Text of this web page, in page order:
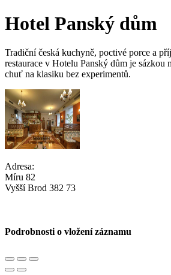
Hotel Panský dům
Tradiční česká kuchyně, poctivé porce a
restaurace v Hotelu Panský dům je sázkou
chuť na klasiku bez experimentů.
Adresa:
Míru 82
Vyšší Brod 382 73
Podrobnosti o vložení záznamu